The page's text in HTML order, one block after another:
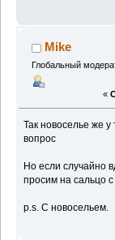
Mike
Глобальный
«
Так новоселье же у
вопрос
Но если случайно
просим на сальцо с
p.s. C новосельем.